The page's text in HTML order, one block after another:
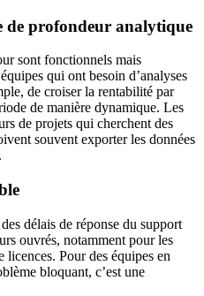
de profondeur analytique
sont fonctionnels mais
qui ont besoin d’analyses
de croiser la rentabilité par
de manière dynamique. Les
de projets qui cherchent des
souvent exporter les données
délais de réponse du support
ouvrés, notamment pour les
Pour des équipes en
bloquant, c’est une